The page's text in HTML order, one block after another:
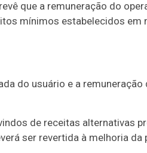
que a remuneração do
mínimos estabelecidos em
do usuário e a remuneração
de receitas alternativas
ser revertida à melhoria da